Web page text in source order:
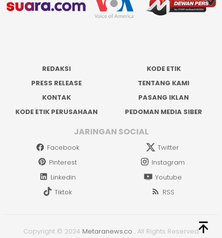
REDAKSI
KODE ETIK
PRESS RELEASE
TENTANG KAMI
KONTAK
PASANG IKLAN
KODE ETIK PERUSAHAAN
PEDOMAN MEDIA SIBER
JARINGAN SOCIAL
Facebook
Twitter
Pinterest
Instagram
Linkedin
Youtube
Tiktok
RSS
Copyright © 2024 Metaranews.co . All Rights Reserved